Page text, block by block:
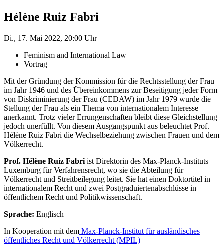
Hélène Ruiz Fabri
Di., 17. Mai 2022, 20:00 Uhr
Feminism and International Law
Vortrag
Mit der Gründung der Kommission für die Rechtsstellung der Frau
im Jahr 1946 und des Übereinkommens zur Beseitigung jeder Form
von Diskriminierung der Frau (CEDAW) im Jahr 1979 wurde die
Stellung der Frau als ein Thema von internationalem Interesse
anerkannt. Trotz vieler Errungenschaften bleibt diese Gleichstellung
jedoch unerfüllt. Von diesem Ausgangspunkt aus beleuchtet Prof.
Hélène Ruiz Fabri die Wechselbeziehung zwischen Frauen und dem
Völkerrecht.
Prof. Hélène Ruiz Fabri ist Direktorin des Max-Planck-Instituts
Luxemburg für Verfahrensrecht, wo sie die Abteilung für
Völkerrecht und Streitbeilegung leitet. Sie hat einen Doktortitel in
internationalem Recht und zwei Postgraduiertenabschlüsse in
öffentlichem Recht und Politikwissenschaft.
Sprache: Englisch
In Kooperation mit dem Max-Planck-Institut für ausländisches
öffentliches Recht und Völkerrecht (MPIL)